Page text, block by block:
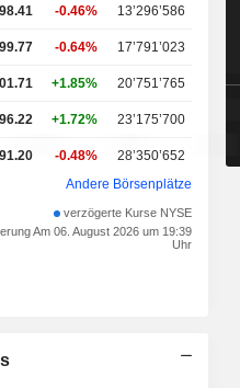
-0.46% 13’296’586
-0.64% 17’791’023
+1.85% 20’751’765
+1.72% 23’175’700
-0.48%
28’350’652
Andere Börsenplätze
verzögerte Kurse NYSE
Am 06. August 2026 um 19:39
Uhr